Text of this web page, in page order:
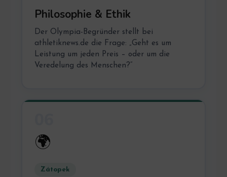
Philosophie & Ethik
Der Olympia-Begründer stellt bei
athletiknews.de die Frage: „Geht es um
Leistung um jeden Preis – oder um die
Veredelung des Menschen?“
🌍
Zátopek